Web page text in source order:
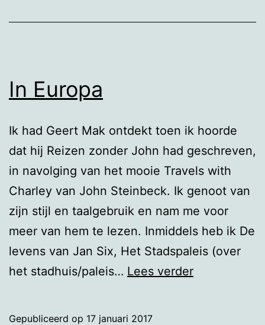
In Europa
Ik had Geert Mak ontdekt toen ik hoorde
dat hij Reizen zonder John had geschreven,
in navolging van het mooie Travels with
Charley van John Steinbeck. Ik genoot van
zijn stijl en taalgebruik en nam me voor
meer van hem te lezen. Inmiddels heb ik De
levens van Jan Six, Het Stadspaleis (over
het stadhuis/paleis… Lees verderIn
Gepubliceerd op 17 januari 2017